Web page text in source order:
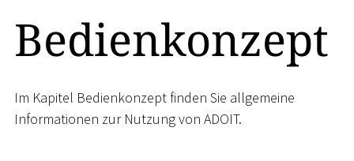
Bedienkonzept
Im Kapitel Bedienkonzept finden Sie allgemeine
Informationen zur Nutzung von ADOIT.